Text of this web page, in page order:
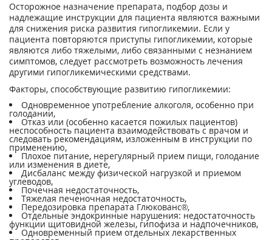
Осторожное назначение препарата, подбор дозы и
надлежащие инструкции для пациента являются важными
для снижения риска развития гипогликемии. Если у
пациента повторяются приступы гипогликемии, которые
являются либо тяжелыми, либо связанными с незнанием
симптомов, следует рассмотреть возможность лечения
другими гипогликемическими средствами.
Факторы, способствующие развитию гипогликемии:
Одновременное употребление алкоголя, особенно при
голодании,
Отказ или (особенно касается пожилых пациентов)
неспособность пациента взаимодействовать с врачом и
следовать рекомендациям, изложенным в инструкции по
применению,
Плохое питание, нерегулярный прием пищи, голодание
или изменения в диете,
Дисбаланс между физической нагрузкой и приемом
углеводов,
Почечная недостаточность,
Тяжелая печеночная недостаточность,
Передозировка препарата Глюкованс®,
Отдельные эндокринные нарушения: недостаточность
функции щитовидной железы, гипофиза и надпочечников,
Одновременный прием отдельных лекарственных